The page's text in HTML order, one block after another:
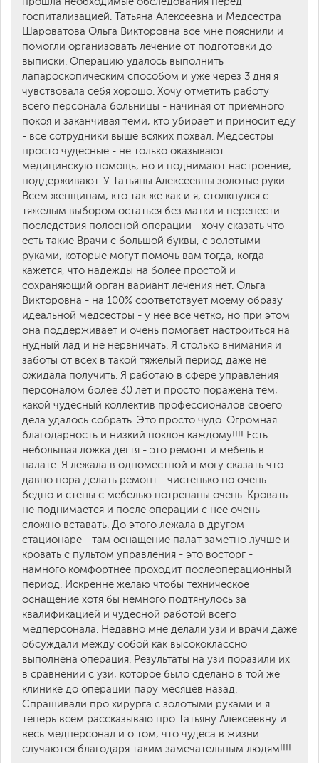
госпитализацией. Татьяна Алексеевна и Медсестра
Шароватова Ольга Викторовна все мне пояснили и
помогли организовать лечение от подготовки до
выписки. Операцию удалось выполнить
лапароскопическим способом и уже через 3 дня я
чувствовала себя хорошо. Хочу отметить работу
всего персонала больницы - начиная от приемного
покоя и заканчивая теми, кто убирает и приносит еду
- все сотрудники выше всяких похвал. Медсестры
просто чудесные - не только оказывают
медицинскую помощь, но и поднимают настроение,
поддерживают. У Татьяны Алексеевны золотые руки.
Всем женщинам, кто так же как и я, столкнулся с
тяжелым выбором остаться без матки и перенести
последствия полосной операции - хочу сказать что
есть такие Врачи с большой буквы, с золотыми
руками, которые могут помочь вам тогда, когда
кажется, что надежды на более простой и
сохраняющий орган вариант лечения нет. Ольга
Викторовна - на 100% соответствует моему образу
идеальной медсестры - у нее все четко, но при этом
она поддерживает и очень помогает настроиться на
нудный лад и не нервничать. Я столько внимания и
заботы от всех в такой тяжелый период даже не
ожидала получить. Я работаю в сфере управления
персоналом более 30 лет и просто поражена тем,
какой чудесный коллектив профессионалов своего
дела удалось собрать. Это просто чудо. Огромная
благодарность и низкий поклон каждому!!!! Есть
небольшая ложка дегтя - это ремонт и мебель в
палате. Я лежала в одноместной и могу сказать что
давно пора делать ремонт - чистенько но очень
бедно и стены с мебелью потрепаны очень. Кровать
не поднимается и после операции с нее очень
сложно вставать. До этого лежала в другом
стационаре - там оснащение палат заметно лучше и
кровать с пультом управления - это восторг -
намного комфортнее проходит послеоперационный
период. Искренне желаю чтобы техническое
оснащение хотя бы немного подтянулось за
квалификацией и чудесной работой всего
медперсонала. Недавно мне делали узи и врачи даже
обсуждали между собой как высококлассно
выполнена операция. Результаты на узи поразили их
в сравнении с узи, которое было сделано в той же
клинике до операции пару месяцев назад.
Спрашивали про хирурга с золотыми руками и я
теперь всем рассказываю про Татьяну Алексеевну и
весь медперсонал и о том, что чудеса в жизни
случаются благодаря таким замечательным людям!!!!